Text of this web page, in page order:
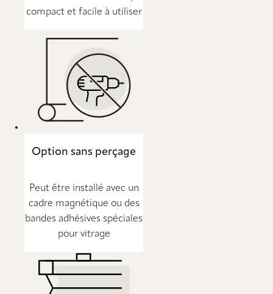
compact et facile à utiliser
Option sans perçage
Peut être installé avec un
cadre magnétique ou des
bandes adhésives spéciales
pour vitrage